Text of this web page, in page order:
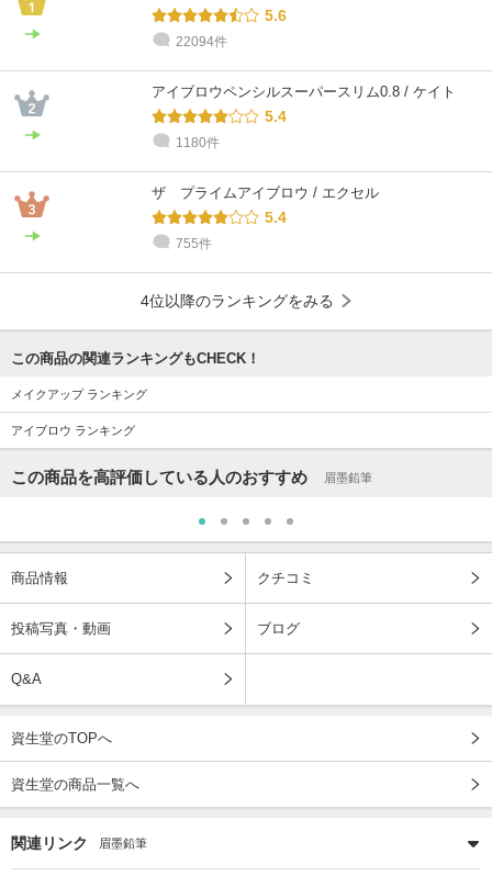
5.6
22094件
アイブロウペンシルスーパースリム0.8 / ケイト
5.4
1180件
ザ プライムアイブロウ / エクセル
5.4
755件
4位以降のランキングをみる
この商品の関連ランキングもCHECK！
メイクアップ ランキング
アイブロウ ランキング
この商品を高評価している人のおすすめ 眉墨鉛筆
商品情報 クチコミ
投稿写真・動画 ブログ
Q&A
資生堂のTOPへ
資生堂の商品一覧へ
関連リンク 眉墨鉛筆